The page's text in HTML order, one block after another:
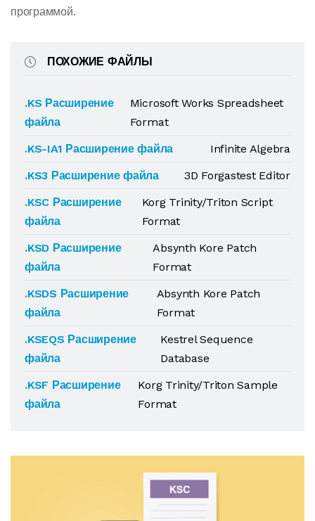
программой.
ПОХОЖИЕ ФАЙЛЫ
.KS Расширение
файла
Microsoft Works Spreadsheet
Format
.KS-IA1 Расширение файла
Infinite Algebra
.KS3 Расширение файла
3D Forgastest Editor
.KSC Расширение
файла
Korg Trinity/Triton Script
Format
.KSD Расширение
файла
Absynth Kore Patch
Format
.KSDS Расширение
файла
Absynth Kore Patch
Format
.KSEQS Расширение
файла
Kestrel Sequence
Database
.KSF Расширение
файла
Korg Trinity/Triton Sample
Format